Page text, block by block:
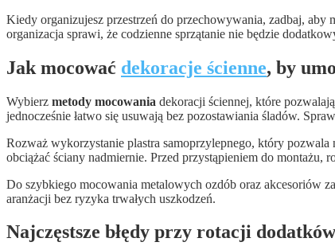
Kiedy organizujesz przestrzeń do przechowywania, zadbaj, aby
organizacja sprawi, że codzienne sprzątanie nie będzie
Jak mocować dekoracje ścienne, by
Wybierz metody mocowania dekoracji ściennej, które
jednocześnie łatwo się usuwają bez pozostawiania śladów.
Rozważ wykorzystanie plastra samoprzylepnego, który
obciążać ściany nadmiernie. Przed przystąpieniem do montażu,
Do szybkiego mocowania metalowych ozdób oraz akcesoriów
aranżacji bez ryzyka trwałych uszkodzeń.
Najczęstsze błędy przy rotacji